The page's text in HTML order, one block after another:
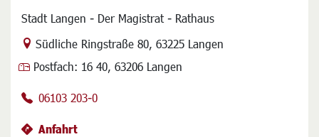
Stadt Langen - Der Magistrat - Rathaus
Link zur Google-Maps Navigation
Südliche Ringstraße 80, 63225 Langen
Postfach: 16 40, 63206 Langen
06103 203-0
Anfahrt